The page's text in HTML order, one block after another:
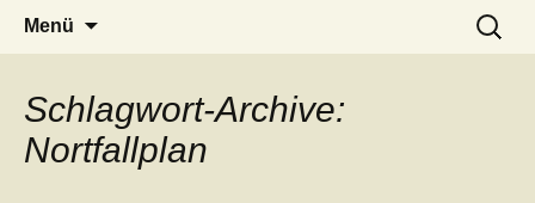
LUCKX
– das Magazin
Menü
Suchen
nach:
Schlagwort-Archive:
Nortfallplan